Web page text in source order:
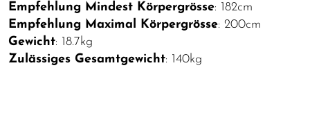
Empfehlung Mindest Körpergrösse: 182cm
Empfehlung Maximal Körpergrösse: 200cm
Gewicht: 18.7kg
Zulässiges Gesamtgewicht: 140kg